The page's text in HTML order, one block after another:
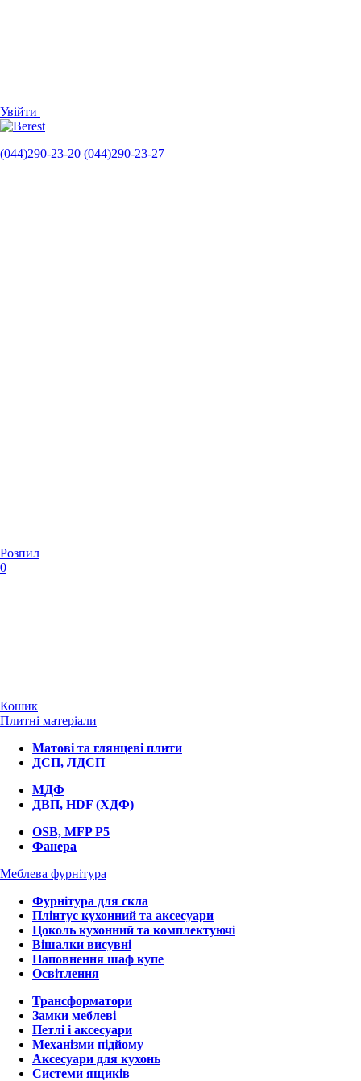
Увійти
(044)290-23-20 (044)290-23-27
Розпил
0
Кошик
Плитні матеріали
Матові та глянцеві плити
ДСП, ЛДСП
МДФ
ДВП, HDF (ХДФ)
OSB, MFP P5
Фанера
Меблева фурнітура
Фурнітура для скла
Плінтус кухонний та аксесуари
Цоколь кухонний та комплектуючі
Вішалки висувні
Наповнення шаф купе
Освітлення
Трансформатори
Замки меблеві
Петлі і аксесуари
Механізми підйому
Аксесуари для кухонь
Системи ящиків